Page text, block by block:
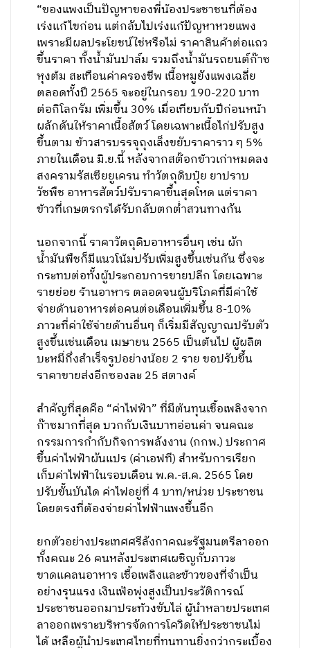
“ของแพงเป็นปัญหาของพี่น้องประชาชนที่ต้อง
เร่งแก้ไขก่อน แต่กลับไปเร่งแก้ปัญหาหวยแพง
เพราะมีผลประโยชน์ใช่หรือไม่ ราคาสินค้าต่อแถว
ขึ้นราคา ทั้งน้ำมันปาล์ม รวมถึงน้ำมันรถยนต์ก๊าซ
หุงต้ม สะเทือนค่าครองชีพ เนื้อหมูยังแพงเฉลี่ย
ตลอดทั้งปี 2565 จะอยู่ในกรอบ 190-220 บาท
ต่อกิโลกรัม เพิ่มขึ้น 30% เมื่อเทียบกับปีก่อนหน้า
ผลักดันให้ราคาเนื้อสัตว์ โดยเฉพาะเนื้อไก่ปรับสูง
ขึ้นตาม ข้าวสารบรรจุถุงเล็งขยับราคาราว ๆ 5%
ภายในเดือน มิ.ย.นี้ หลังจากสต๊อกข้าวเก่าหมดลง
สงครามรัสเซียยูเครน ทำวัตถุดิบปุ๋ย ยาปราบ
วัชพืช อาหารสัตว์ปรับราคาขึ้นสุดโหด แต่ราคา
ข้าวที่เกษตรกรได้รับกลับตกต่ำสวนทางกัน
นอกจากนี้ ราคาวัตถุดิบอาหารอื่นๆ เช่น ผัก
น้ำมันพืชก็มีแนวโน้มปรับเพิ่มสูงขึ้นเช่นกัน ซึ่งจะ
กระทบต่อทั้งผู้ประกอบการขายปลีก โดยเฉพาะ
รายย่อย ร้านอาหาร ตลอดจนผู้บริโภคที่มีค่าใช้
จ่ายด้านอาหารต่อคนต่อเดือนเพิ่มขึ้น 8-10%
ภาวะที่ค่าใช้จ่ายด้านอื่นๆ ก็เริ่มมีสัญญาณปรับตัว
สูงขึ้นเช่นเดือน เมษายน 2565 เป็นต้นไป ผู้ผลิต
บะหมี่กึ่งสำเร็จรูปอย่างน้อย 2 ราย ขอปรับขึ้น
ราคาขายส่งอีกซองละ 25 สตางค์
สำคัญที่สุดคือ “ค่าไฟฟ้า” ที่มีต้นทุนเชื้อเพลิงจาก
ก๊าซมากที่สุด บวกกับเงินบาทอ่อนค่า จนคณะ
กรรมการกำกับกิจการพลังงาน (กกพ.) ประกาศ
ขึ้นค่าไฟฟ้าผันแปร (ค่าเอฟที) สำหรับการเรียก
เก็บค่าไฟฟ้าในรอบเดือน พ.ค.-ส.ค. 2565 โดย
ปรับขั้นบันได ค่าไฟอยู่ที่ 4 บาท/หน่วย ประชาชน
โดยตรงที่ต้องจ่ายค่าไฟฟ้าแพงขึ้นอีก
ยกตัวอย่างประเทศศรีลังกาคณะรัฐมนตรีลาออก
ทั้งคณะ 26 คนหลังประเทศเผชิญกับภาวะ
ขาดแคลนอาหาร เชื้อเพลิงและข้าวของที่จำเป็น
อย่างรุนแรง เงินเฟ้อพุ่งสูงเป็นประวัติการณ์
ประชาชนออกมาประท้วงขับไล่ ผู้นำหลายประเทศ
ลาออกเพราะบริหารจัดการโควิดให้ประชาชนไม่
ได้ เหลือผู้นำประเทศไทยที่ทนทานยิ่งกว่ากระเบื้อง